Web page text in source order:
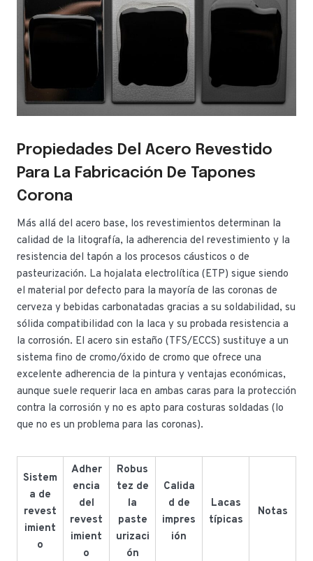
Propiedades Del Acero Revestido
Para La Fabricación De Tapones
Corona
Más allá del acero base, los revestimientos determinan la
calidad de la litografía, la adherencia del revestimiento y la
resistencia del tapón a los procesos cáusticos o de
pasteurización. La hojalata electrolítica (ETP) sigue siendo
el material por defecto para la mayoría de las coronas de
cerveza y bebidas carbonatadas gracias a su soldabilidad, su
sólida compatibilidad con la laca y su probada resistencia a
la corrosión. El acero sin estaño (TFS/ECCS) sustituye a un
sistema fino de cromo/óxido de cromo que ofrece una
excelente adherencia de la pintura y ventajas económicas,
aunque suele requerir laca en ambas caras para la protección
contra la corrosión y no es apto para costuras soldadas (lo
que no es un problema para las coronas).
Sistem
a de
revest
imient
o
Adher
encia
del
revest
imient
o
Robus
tez de
la
paste
urizaci
ón
Calida
d de
impres
ión
Lacas
típicas
Notas